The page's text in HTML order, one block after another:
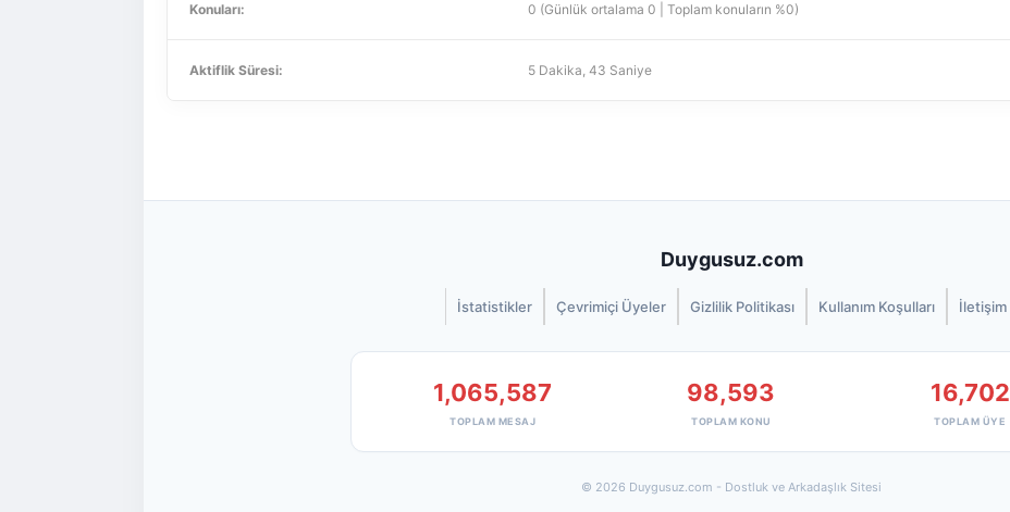
Konuları: 0 (Günlük ortalama 0 | Toplam konuların %0)
Aktiflik Süresi: 5 Dakika, 43 Saniye
Duygusuz.com
İstatistikler Çevrimiçi Üyeler Gizlilik Politikası Kullanım Koşulları İletişim
1,065,587
TOPLAM MESAJ
98,593
TOPLAM KONU
16,702
TOPLAM ÜYE
© 2026 Duygusuz.com - Dostluk ve Arkadaşlık Sitesi